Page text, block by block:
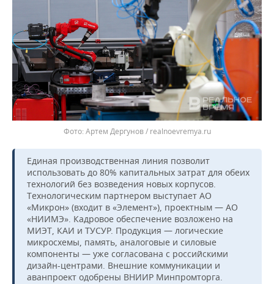
Артем Дергунов / realnoevremya.ru
Единая производственная линия позволит
использовать до 80% капитальных затрат для обеих
технологий без возведения новых корпусов.
Технологическим партнером выступает АО
«Микрон» (входит в «Элемент»), проектным — АО
«НИИМЭ». Кадровое обеспечение возложено на
МИЭТ, КАИ и ТУСУР. Продукция — логические
микросхемы, память, аналоговые и силовые
компоненты — уже согласована с российскими
дизайн-центрами. Внешние коммуникации и
аванпроект одобрены ВНИИР Минпромторга.